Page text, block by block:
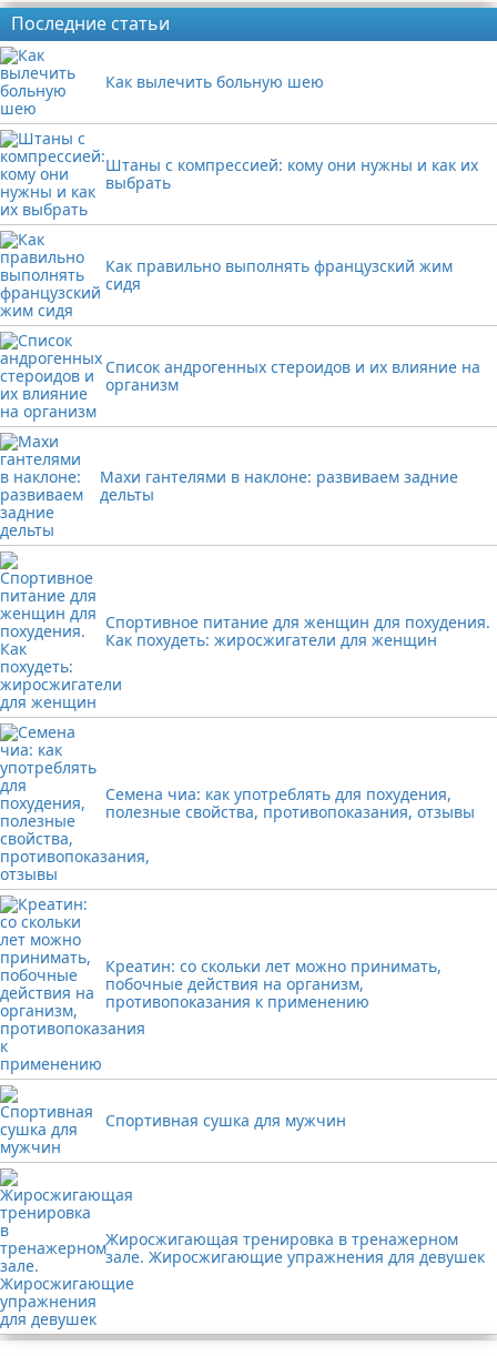
Последние статьи
Как вылечить больную шею
Штаны с компрессией: кому они нужны и как их
выбрать
Как правильно выполнять французский жим
сидя
Список андрогенных стероидов и их влияние на
организм
Махи гантелями в наклоне: развиваем задние
дельты
Спортивное питание для женщин для похудения.
Как похудеть: жиросжигатели для женщин
Семена чиа: как употреблять для похудения,
полезные свойства, противопоказания, отзывы
Креатин: со скольки лет можно принимать,
побочные действия на организм,
противопоказания к применению
Спортивная сушка для мужчин
Жиросжигающая тренировка в тренажерном
зале. Жиросжигающие упражнения для девушек